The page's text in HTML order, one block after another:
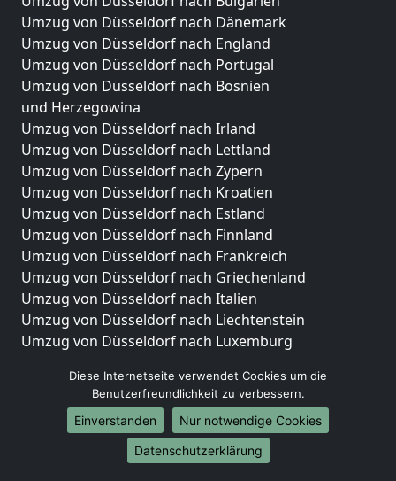
Umzug von Düsseldorf nach Dänemark
Umzug von Düsseldorf nach England
Umzug von Düsseldorf nach Portugal
Umzug von Düsseldorf nach Bosnien
und Herzegowina
Umzug von Düsseldorf nach Irland
Umzug von Düsseldorf nach Lettland
Umzug von Düsseldorf nach Zypern
Umzug von Düsseldorf nach Kroatien
Umzug von Düsseldorf nach Estland
Umzug von Düsseldorf nach Finnland
Umzug von Düsseldorf nach Frankreich
Umzug von Düsseldorf nach Griechenland
Umzug von Düsseldorf nach Italien
Umzug von Düsseldorf nach Liechtenstein
Umzug von Düsseldorf nach Luxemburg
Umzug von Düsseldorf nach Norwegen
Umzüge-Deutschlandweit
Umzug von Düsseldorf nach Berlin
Umzug von Düsseldorf nach Hamburg
Diese Internetseite verwendet Cookies um die
Benutzerfreundlichkeit zu verbessern.
Einverstanden
Nur notwendige Cookies
Datenschutzerklärung